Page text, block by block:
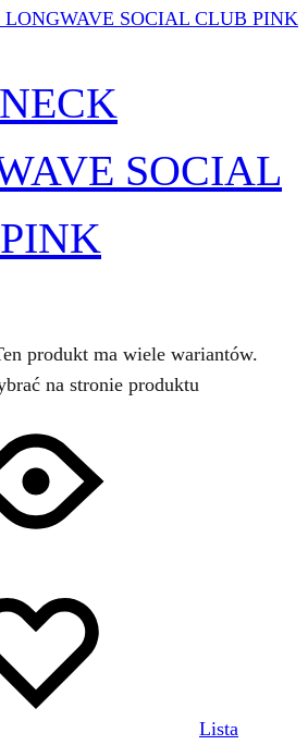
SOCIAL
produkt ma wiele wariantów.
na stronie produktu
Lista